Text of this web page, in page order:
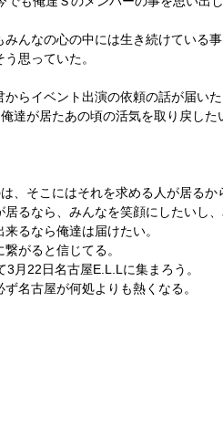
んなの心の中には生き続けている事
思っていた。
らイベント出演の依頼の話が届いた
達が居たあの頃の活気を取り戻した
、そこにはそれを求める人が居るか
るなら、みんなを笑顔にしたいし、
るなら俺達は届けたい。
がると信じてる。
月22日名古屋E.L.Lに集まろう。
名古屋が何処よりも熱くなる。